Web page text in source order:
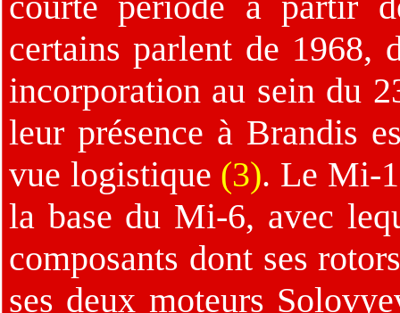
certains parlent de 1968,
incorporation au sein du
leur présence à Brandis
vue logistique (3). Le Mi-
la base du Mi-6, avec
composants dont ses
ses deux moteurs